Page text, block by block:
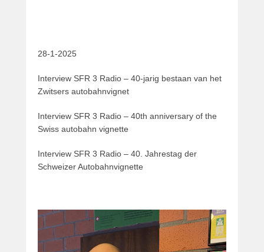
28-1-2025
Interview SFR 3 Radio – 40-jarig bestaan van het
Zwitsers autobahnvignet
Interview SFR 3 Radio – 40th anniversary of the
Swiss autobahn vignette
Interview SFR 3 Radio – 40. Jahrestag der
Schweizer Autobahnvignette